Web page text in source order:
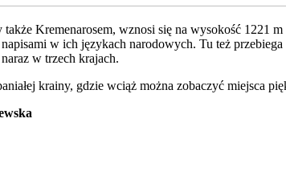
także Kremenarosem, wznosi się na wysokość 1221
napisami w ich językach narodowych. Tu też
w trzech krajach.
krainy, gdzie wciąż można zobaczyć miejsca